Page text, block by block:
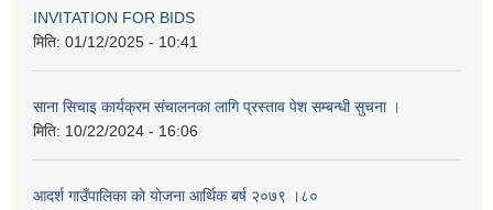
INVITATION FOR BIDS
मिति: 01/12/2025 - 10:41
साना सिचाइ कार्यक्रम संचालनका लागि प्रस्ताव पेश सम्बन्धी सुचना ।
मिति: 10/22/2024 - 16:06
आदर्श गाउँपालिका काे याेजना आर्थिक बर्ष २०७९ ।८०